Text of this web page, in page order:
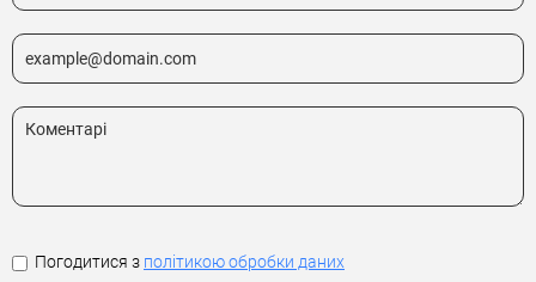
Погодитися з політикою обробки даних